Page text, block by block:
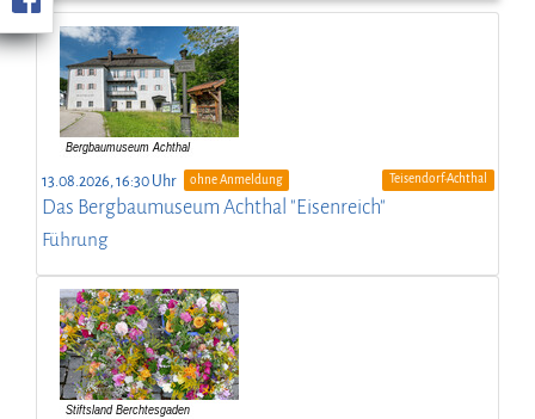
13.08.2026, 16:30 Uhr ohne Anmeldung Teisendorf-Achthal
Das Bergbaumuseum Achthal "Eisenreich"
Führung